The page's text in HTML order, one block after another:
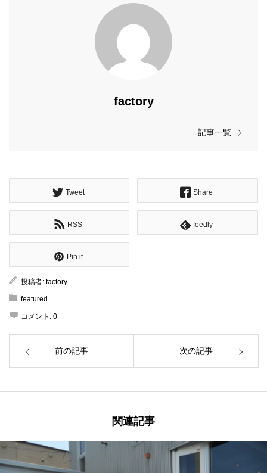
factory
記事一覧
Tweet Share
RSS feedly
Pin it
投稿者: factory
featured
コメント: 0
前の記事 次の記事
関連記事